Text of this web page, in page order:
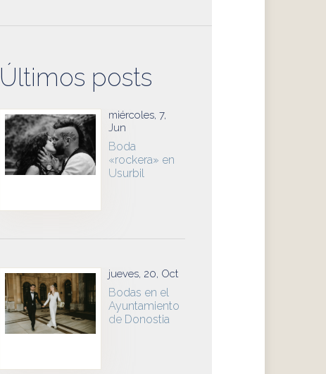
Últimos posts
miércoles, 7,
Jun
Boda
«rockera» en
Usurbil
jueves, 20, Oct
Bodas en el
Ayuntamiento
de Donostia